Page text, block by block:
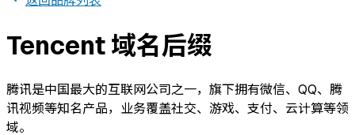
Tencent 域名后缀
腾讯是中国最大的互联网公司之一，旗下拥有微信、QQ、腾
讯视频等知名产品，业务覆盖社交、游戏、支付、云计算等领
域。